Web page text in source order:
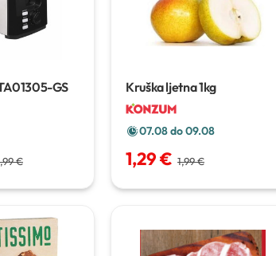
GS
€
Kruška ljetna1kg
07.08 do 09.08
1,29 € 1,99 €